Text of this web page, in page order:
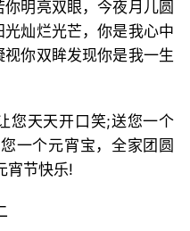
明亮双眼，今夜月儿圆
灿烂光芒，你是我心中
你双眸发现你是我一生
您天天开口笑;送您一个
一个元宵宝，全家团圆
宵节快乐!